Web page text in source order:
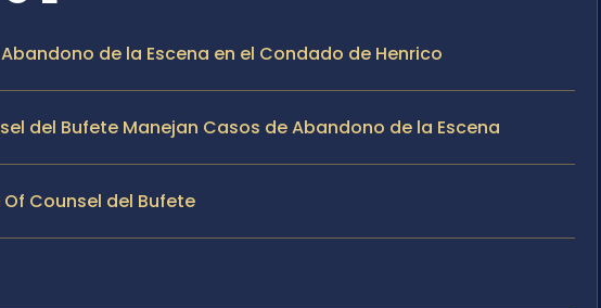
de la Escena en el Condado de Henrico
del Bufete Manejan Casos de Abandono de la Escena
Of Counsel del Bufete